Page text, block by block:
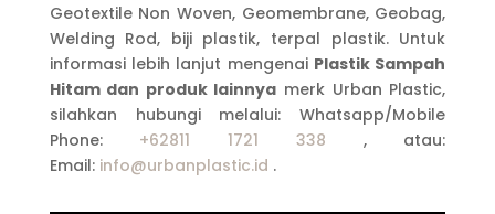
Geotextile Non Woven, Geomembrane, Geobag,
Welding Rod, biji plastik, terpal plastik. Untuk
informasi lebih lanjut mengenai Plastik Sampah
Hitam dan produk lainnya merk Urban Plastic,
silahkan hubungi melalui: Whatsapp/Mobile
Phone: +62811 1721 338 , atau:
Email: info@urbanplastic.id .